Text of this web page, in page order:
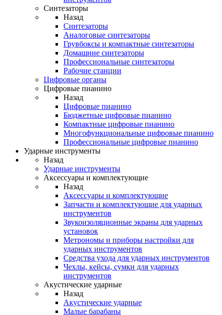
Синтезаторы
Назад
Синтезаторы
Аналоговые синтезаторы
Грувбоксы и компактные синтезаторы
Домашние синтезаторы
Профессиональные синтезаторы
Рабочие станции
Цифровые органы
Цифровые пианино
Назад
Цифровые пианино
Бюджетные цифровые пианино
Компактные цифровые пианино
Многофункциональные цифровые пианино
Профессиональные цифровые пианино
Ударные инструменты
Назад
Ударные инструменты
Аксессуары и комплектующие
Назад
Аксессуары и комплектующие
Запчасти и комплектующие для ударных
инструментов
Звукоизоляционные экраны для ударных
установок
Метрономы и приборы настройки для
ударных инструментов
Средства ухода для ударных инструментов
Чехлы, кейсы, сумки для ударных
инструментов
Акустические ударные
Назад
Акустические ударные
Mалые барабаны